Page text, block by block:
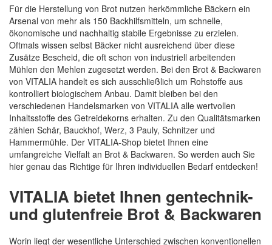
Für die Herstellung von Brot nutzen herkömmliche Bäckern ein
Arsenal von mehr als 150 Backhilfsmitteln, um schnelle,
ökonomische und nachhaltig stabile Ergebnisse zu erzielen.
Oftmals wissen selbst Bäcker nicht ausreichend über diese
Zusätze Bescheid, die oft schon von industriell arbeitenden
Mühlen den Mehlen zugesetzt werden. Bei den Brot & Backwaren
von VITALIA handelt es sich ausschließlich um Rohstoffe aus
kontrolliert biologischem Anbau. Damit bleiben bei den
verschiedenen Handelsmarken von VITALIA alle wertvollen
Inhaltsstoffe des Getreidekorns erhalten. Zu den Qualitätsmarken
zählen Schär, Bauckhof, Werz, 3 Pauly, Schnitzer und
Hammermühle. Der VITALIA-Shop bietet Ihnen eine
umfangreiche Vielfalt an Brot & Backwaren. So werden auch Sie
hier genau das Richtige für Ihren individuellen Bedarf entdecken!
VITALIA bietet Ihnen gentechnik-
und glutenfreie Brot & Backwaren
Worin liegt der wesentliche Unterschied zwischen konventionellen